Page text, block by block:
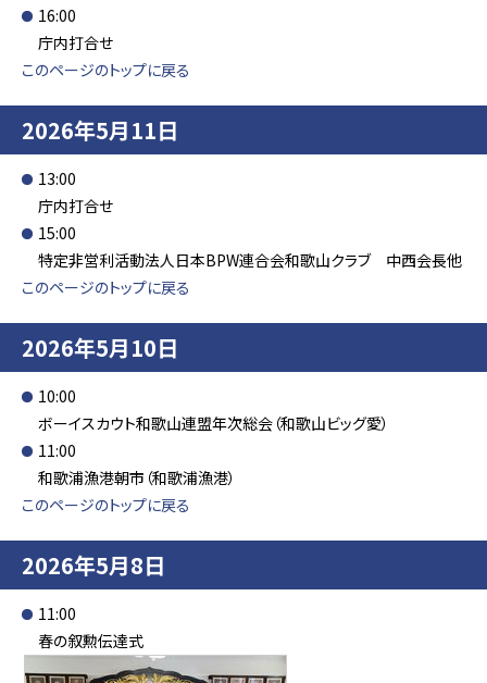
16:00
庁内打合せ
このページのトップに戻る
2026年5月11日
13:00
庁内打合せ
15:00
特定非営利活動法人日本BPW連合会和歌山クラブ 中西会長他
このページのトップに戻る
2026年5月10日
10:00
ボーイスカウト和歌山連盟年次総会（和歌山ビッグ愛）
11:00
和歌浦漁港朝市（和歌浦漁港）
このページのトップに戻る
2026年5月8日
11:00
春の叙勲伝達式